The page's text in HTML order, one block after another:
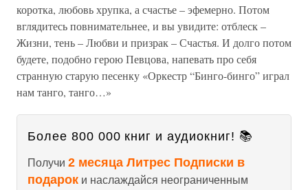
коротка, любовь хрупка, а счастье – эфемерно. Потом
вглядитесь повнимательнее, и вы увидите: отблеск –
Жизни, тень – Любви и призрак – Счастья. И долго потом
будете, подобно герою Певцова, напевать про себя
странную старую песенку «Оркестр “Бинго-бинго” играл
нам танго, танго…»
Более 800 000 книг и аудиокниг! 📚
Получи 2 месяца Литрес Подписки в
подарок и наслаждайся неограниченным